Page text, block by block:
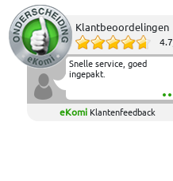
Klantbeoordelingen
4.7
Snelle service, goed
ingepakt.
eKomi Klantenfeedback